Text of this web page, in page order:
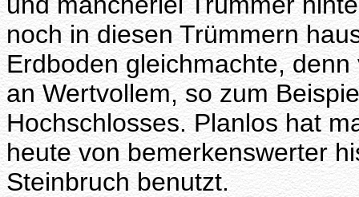
noch in diesen Trümmern
Erdboden gleichmachte,
an Wertvollem, so zum
Hochschlosses. Planlos hat
heute von bemerkenswerter
Steinbruch benutzt.